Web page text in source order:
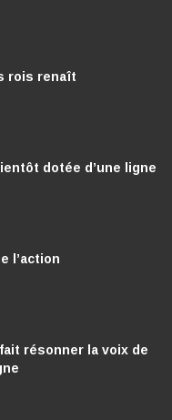
rois renaît
dotée d’une ligne
l’action
résonner la voix de